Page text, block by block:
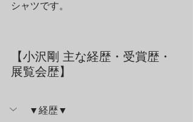
シャツです。
【小沢剛 主な経歴・受賞歴・
展覧会歴】
▼経歴▼